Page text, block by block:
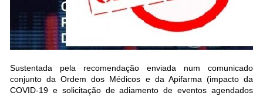
Sustentada pela recomendação enviada num comunicado
conjunto da Ordem dos Médicos e da Apifarma (impacto da
COVID-19 e solicitação de adiamento de eventos agendados